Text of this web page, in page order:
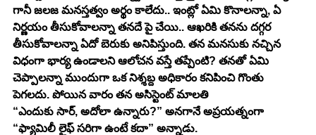
గానీ జలజ మనస్తత్వం అర్థం కాలేదు.. ఇంట్లో ఏమి కొనాలన్నా, ఏ
నిర్ణయం తీసుకోవాలన్నా తనదే పై చేయి.. ఆఖరికి తనను దగ్గర
తీసుకోవాలన్నా ఏదో బెరుకు అనిపిస్తుంది. తన మనసుకు నచ్చిన
విధంగా భార్య ఉండాలని ఆలోచన వస్తే తప్పేంటి? తనతో ఏమి
చెప్పాలన్నా ముందుగా ఒక నిశ్శబ్ద అధికారం కనిపించి గొంతు
పెగలదు. పోయిన వారం తన అసిస్టెంట్ మాలతి
“ఎందుకు సార్, అదోలా ఉన్నారు?” అనగానే అప్రయత్నంగా
“ఫ్యామిలీ లైఫ్ సరిగా ఉంటే కదా” అన్నాడు.